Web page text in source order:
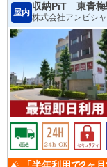
屋内
収納PiT 東青梅
株式会社アンビシ